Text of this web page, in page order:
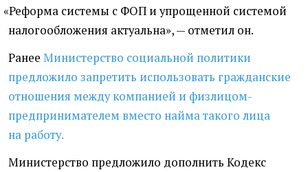
«Реформа системы с ФОП и упрощенной системой
налогообложения актуальна», — отметил он.
Ранее Министерство социальной политики
предложило запретить использовать гражданские
отношения между компанией и физлицом-
предпринимателем вместо найма такого лица
на работу.
Министерство предложило дополнить Кодекс